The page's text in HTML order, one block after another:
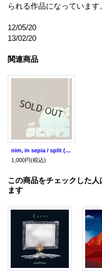
られる作品になっています
12/05/20
13/02/20
関連商品
nim, in sepia / split (cd) Impulse
1,000円(税込)
この商品をチェックした
ます